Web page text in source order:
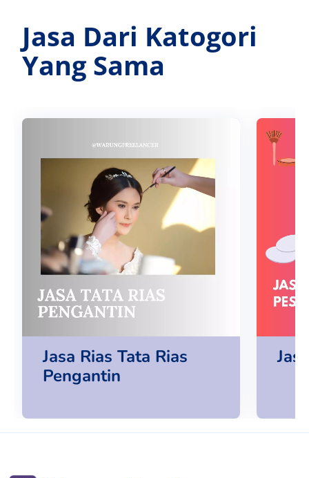
Jasa Dari Katogori
Yang Sama
Jasa Rias Tata Rias
Pengantin